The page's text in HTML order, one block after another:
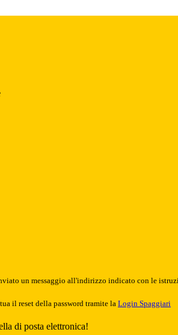
un messaggio all'indirizzo indicato con le
il reset della password tramite la Login Spaggiari
di posta elettronica!